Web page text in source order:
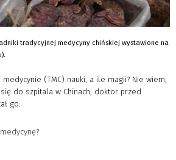
tradycyjnej medycyny chińskiej wystawione na
(TMC) nauki, a ile magii? Nie wiem,
do szpitala w Chinach, doktor przed
go: